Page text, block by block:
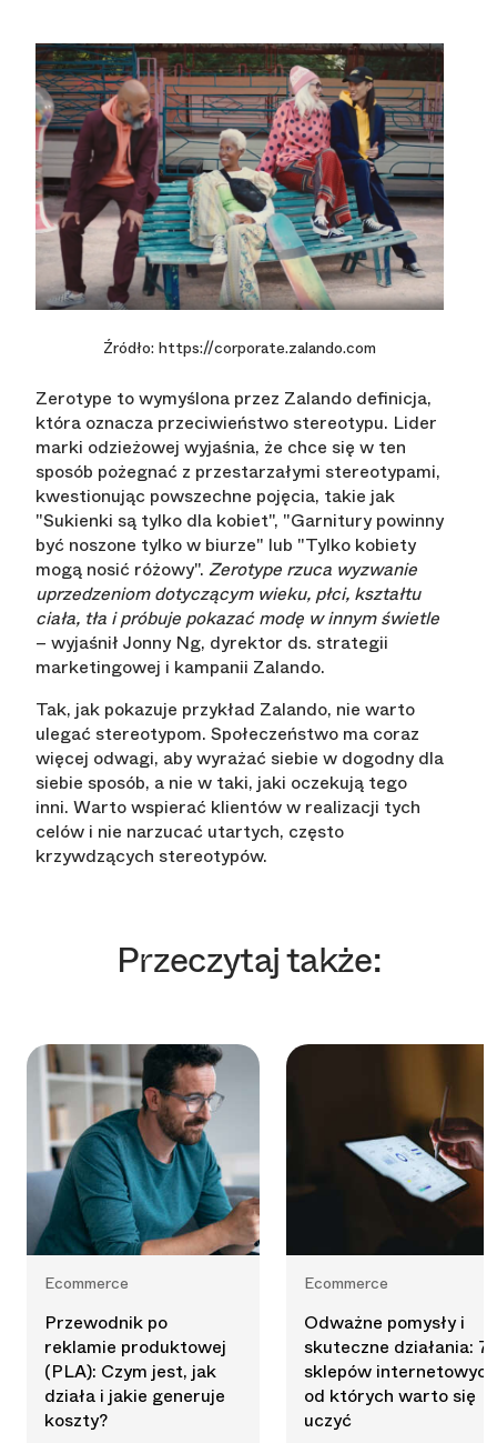
Źródło: https://corporate.zalando.com
Zerotype to wymyślona przez Zalando definicja,
która oznacza przeciwieństwo stereotypu. Lider
marki odzieżowej wyjaśnia, że chce się w ten
sposób pożegnać z przestarzałymi stereotypami,
kwestionując powszechne pojęcia, takie jak
"Sukienki są tylko dla kobiet", "Garnitury powinny
być noszone tylko w biurze" lub "Tylko kobiety
mogą nosić różowy". Zerotype rzuca wyzwanie
uprzedzeniom dotyczącym wieku, płci, kształtu
ciała, tła i próbuje pokazać modę w innym świetle
– wyjaśnił Jonny Ng, dyrektor ds. strategii
marketingowej i kampanii Zalando.
Tak, jak pokazuje przykład Zalando, nie warto
ulegać stereotypom. Społeczeństwo ma coraz
więcej odwagi, aby wyrażać siebie w dogodny dla
siebie sposób, a nie w taki, jaki oczekują tego
inni. Warto wspierać klientów w realizacji tych
celów i nie narzucać utartych, często
krzywdzących stereotypów.
Przeczytaj także:
Ecommerce
Przewodnik po
reklamie produktowej
(PLA): Czym jest, jak
działa i jakie generuje
koszty?
Ecommerce
Odważne pomysły i
skuteczne działania: 7
sklepów
od których warto się
uczyć